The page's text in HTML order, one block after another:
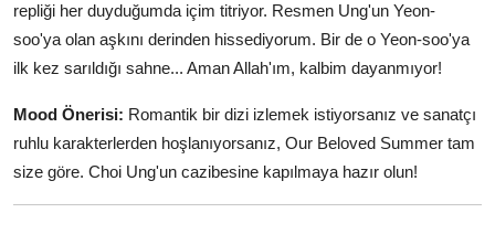
repliği her duyduğumda içim titriyor. Resmen Ung'un Yeon-
soo'ya olan aşkını derinden hissediyorum. Bir de o Yeon-soo'ya
ilk kez sarıldığı sahne... Aman Allah'ım, kalbim dayanmıyor!
Mood Önerisi: Romantik bir dizi izlemek istiyorsanız ve sanatçı
ruhlu karakterlerden hoşlanıyorsanız, Our Beloved Summer tam
size göre. Choi Ung'un cazibesine kapılmaya hazır olun!